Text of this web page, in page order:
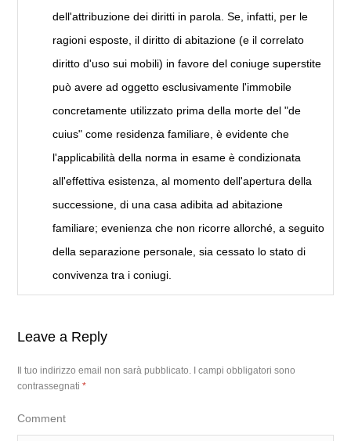
dell'attribuzione dei diritti in parola. Se, infatti, per le
ragioni esposte, il diritto di abitazione (e il correlato
diritto d'uso sui mobili) in favore del coniuge superstite
può avere ad oggetto esclusivamente l'immobile
concretamente utilizzato prima della morte del "de
cuius" come residenza familiare, è evidente che
l'applicabilità della norma in esame è condizionata
all'effettiva esistenza, al momento dell'apertura della
successione, di una casa adibita ad abitazione
familiare; evenienza che non ricorre allorché, a seguito
della separazione personale, sia cessato lo stato di
convivenza tra i coniugi.
Leave a Reply
Il tuo indirizzo email non sarà pubblicato.
I campi obbligatori sono
contrassegnati*
Comment